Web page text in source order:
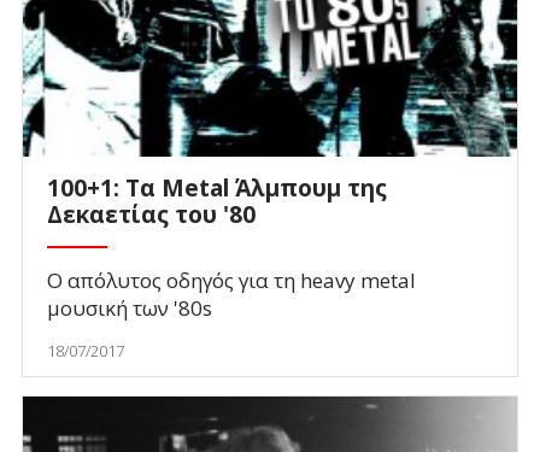
100+1: Τα Metal Άλμπουμ της
Δεκαετίας του '80
Ο απόλυτος οδηγός για τη heavy metal
μουσική των '80s
18/07/2017